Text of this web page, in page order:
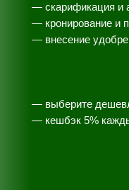
— скарификация и
— кронирование и
— внесение
— выберите
— кешбэк 5%